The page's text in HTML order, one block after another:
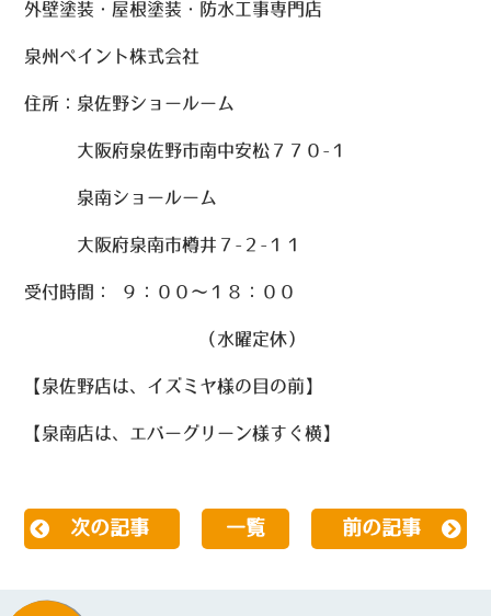
外壁塗装・屋根塗装・防水工事専門店
泉州ペイント株式会社
住所：泉佐野ショールーム
大阪府泉佐野市南中安松７７０-１
泉南ショールーム
大阪府泉南市樽井７-２-１１
受付時間： ９：００～１８：００
（水曜定休）
【泉佐野店は、イズミヤ様の目の前】
【泉南店は、エバーグリーン様すぐ横】
次の記事 一覧 前の記事